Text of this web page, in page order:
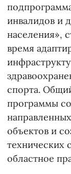
инвалидов и
населения»,
время
спорта.
программы
объектов и
технических
областное